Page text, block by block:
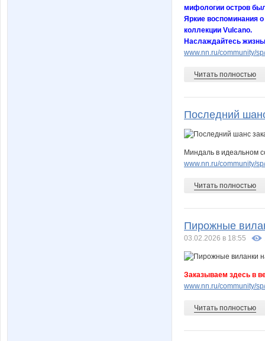
мифологии остров
Яркие воспоминания
коллекции Vulcano.
Наслаждайтесь
www.nn.ru/community/
Читать полностью
Последний
Миндаль в идеальном
www.nn.ru/community/
Читать полностью
Пирожные
03.02.2026 в 18:55
Заказываем здесь в
www.nn.ru/community/
Читать полностью